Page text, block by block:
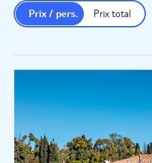
Prix total
Prix / pers.